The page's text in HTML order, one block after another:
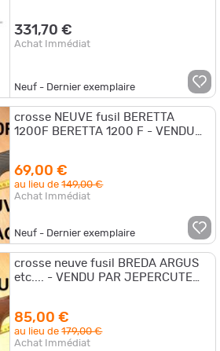
331,70 €
Achat Immédiat
Neuf - Dernier exemplaire
crosse NEUVE fusil BERETTA
1200F BERETTA 1200 F - VENDU
69,00 €
au lieu de149,00 €
Achat Immédiat
Neuf - Dernier exemplaire
crosse neuve fusil BREDA ARGUS
etc.... - VENDU PAR JEPERCUTE
85,00 €
au lieu de179,00 €
Achat Immédiat